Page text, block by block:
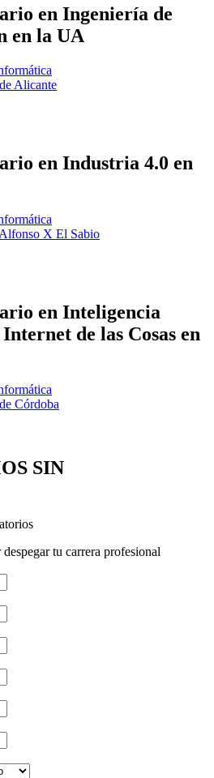
en Ingeniería de
en la UA
Alicante
en Industria 4.0 en
X El Sabio
en Inteligencia
de las Cosas en
Córdoba
SIN
tu carrera profesional